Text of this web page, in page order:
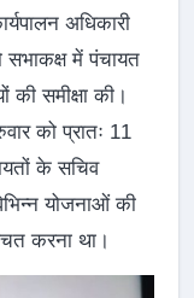
अधिकारी
में पंचायत
की समीक्षा की।
को प्रातः 11
के सचिव
योजनाओं की
करना था।